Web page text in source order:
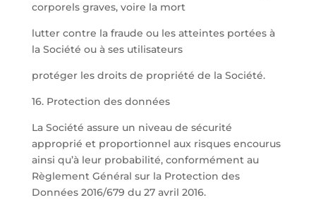
corporels graves, voire la mort
lutter contre la fraude ou les atteintes portées à
la Société ou à ses utilisateurs
protéger les droits de propriété de la Société.
16. Protection des données
La Société assure un niveau de sécurité
approprié et proportionnel aux risques encourus
ainsi qu’à leur probabilité, conformément au
Règlement Général sur la Protection des
Données 2016/679 du 27 avril 2016.